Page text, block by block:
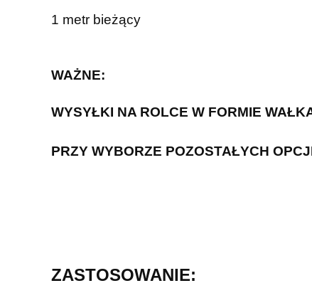
1 metr bieżący
WAŻNE:
WYSYŁKI NA ROLCE W FORMIE
PRZY WYBORZE POZOSTAŁYCH
ZASTOSOWANIE: